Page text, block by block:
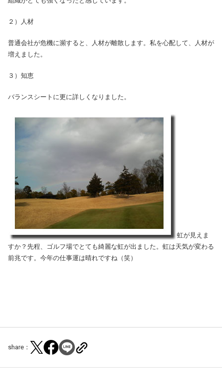
２）人材
普通会社が危機に瀕すると、人材が離散します。私を心配して、人材が
増えました。
３）知恵
バランスシートに更に詳しくなりました。
虹が見えま
すか？先程、ゴルフ場でとても綺麗な虹が出ました。虹は天気が変わる
前兆です。今年の仕事運は晴れですね（笑）
share：